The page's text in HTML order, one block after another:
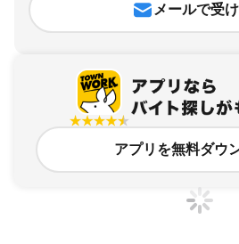
メールで受
アプリを無料ダウ